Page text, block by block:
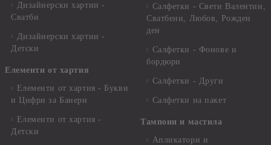
Дизайнерски хартии -
Сватби
Дизайнерски хартии -
Детски
Елементи от хартия
Елементи от хартия - Букви
и Цифри за Банери
Елементи от хартия -
Детски
Салфетки - Свети Валентин,
Сватбени, Любов, Рожден
ден
Салфетки - Фонове и
бордюри
Салфетки - Други
Салфетки на пакет
Тампони и мастила
Апликатори и